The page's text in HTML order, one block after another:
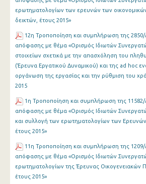
ερωτηματολογίων των ερευνών των
δεικτών, έτους 2015»
12η Τροποποίηση και συμπλήρωση της 2850/
απόφασης με θέμα «Ορισμός Ιδιωτών
στοιχείων σχετικά με την απασχόληση του
(Έρευνα Εργατικού Δυναμικού) και της ad hoc
οργάνωση της εργασίας και την ρύθμιση του
2015
1η Τροποποίηση και συμπλήρωση της 11582/
απόφασης με θέμα «Ορισμός Ιδιωτών
και συλλογή των ερωτηματολογίων των
έτους 2015»
11η Τροποποίηση και συμπλήρωση της 1209/
απόφασης με θέμα «Ορισμός Ιδιωτών
ερωτηματολογίων της Έρευνας Οικογενειακών
έτους 2015»